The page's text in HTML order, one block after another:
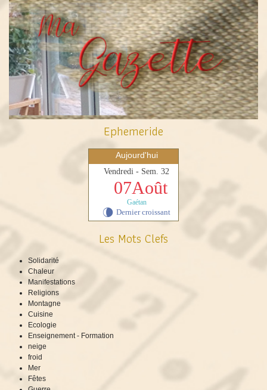
Ephemeride
Aujourd'hui
Vendredi - Sem. 32
07Août
Gaétan
V Dernier croissant
Les Mots Clefs
Solidarité
Chaleur
Manifestations
Religions
Montagne
Cuisine
Ecologie
Enseignement - Formation
neige
froid
Mer
Fêtes